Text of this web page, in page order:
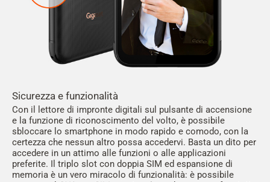
Sicurezza e funzionalità
Con il lettore di impronte digitali sul pulsante di accensione
e la funzione di riconoscimento del volto, è possibile
sbloccare lo smartphone in modo rapido e comodo, con la
certezza che nessun altro possa accedervi. Basta un dito per
accedere in un attimo alle funzioni o alle applicazioni
preferite. Il triplo slot con doppia SIM ed espansione di
memoria è un vero miracolo di funzionalità: è possibile